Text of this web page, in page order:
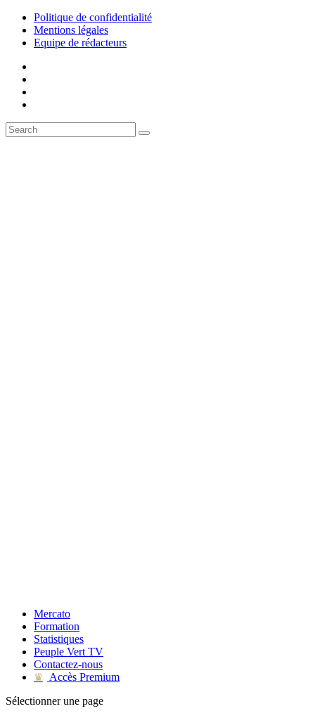
Politique de confidentialité
Mentions légales
Equipe de rédacteurs
Mercato
Formation
Statistiques
Peuple Vert TV
Contactez-nous
♛
Accès Premium
Sélectionner une page